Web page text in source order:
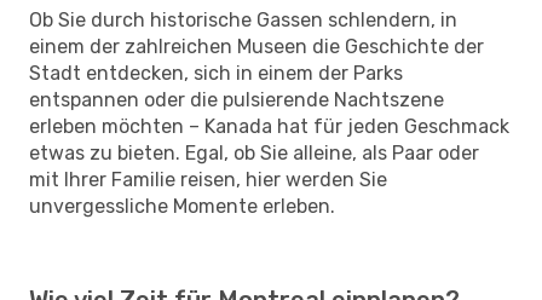
Ob Sie durch historische Gassen schlendern, in
einem der zahlreichen Museen die Geschichte der
Stadt entdecken, sich in einem der Parks
entspannen oder die pulsierende Nachtszene
erleben möchten – Kanada hat für jeden Geschmack
etwas zu bieten. Egal, ob Sie alleine, als Paar oder
mit Ihrer Familie reisen, hier werden Sie
unvergessliche Momente erleben.